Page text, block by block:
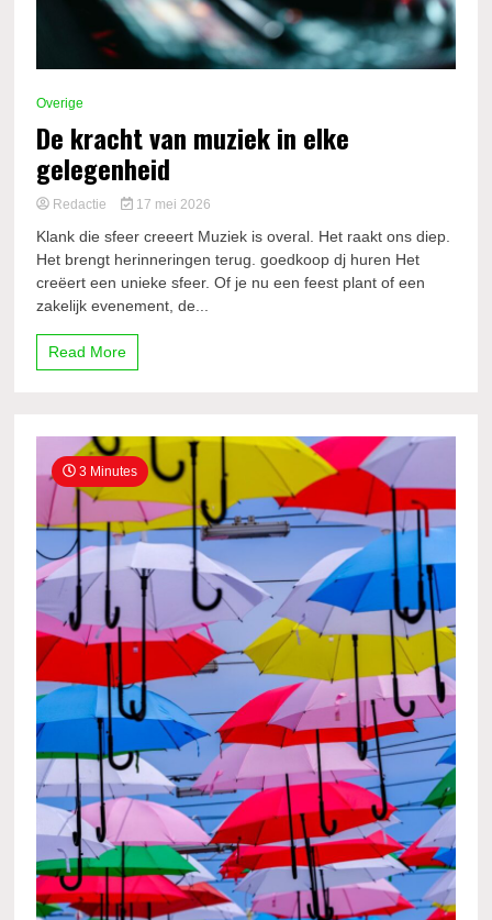
Overige
De kracht van muziek in elke
gelegenheid
Redactie 17 mei 2026
Klank die sfeer creeert Muziek is overal. Het raakt ons diep.
Het brengt herinneringen terug. goedkoop dj huren Het
creëert een unieke sfeer. Of je nu een feest plant of een
zakelijk evenement, de...
Read More
3 Minutes